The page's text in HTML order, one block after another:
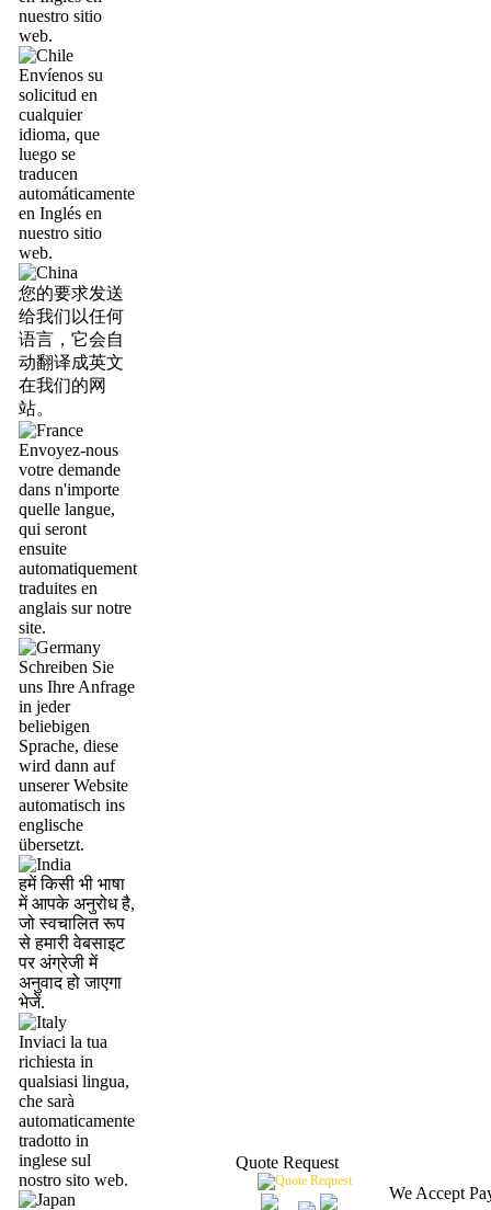
nuestro sitio
web.
Envíenos su
solicitud en
cualquier
idioma, que
luego se
traducen
automáticamente
en Inglés en
nuestro sitio
web.
您的要求发送
给我们以任何
语言，它会自
动翻译成英文
在我们的网
站。
Envoyez-nous
votre demande
dans n'importe
quelle langue,
qui seront
ensuite
automatiquement
traduites en
anglais sur notre
site.
Schreiben Sie
uns Ihre Anfrage
in jeder
beliebigen
Sprache, diese
wird dann auf
unserer Website
automatisch ins
englische
übersetzt.
हमें किसी भी भाषा
में आपके अनुरोध है,
जो स्वचालित रूप
से हमारी वेबसाइट
पर अंग्रेजी में
अनुवाद हो जाएगा
भेजें.
Inviaci la tua
richiesta in
qualsiasi lingua,
che sarà
automaticamente
tradotto in
inglese sul
nostro sito web.
Quote Request
We Accept